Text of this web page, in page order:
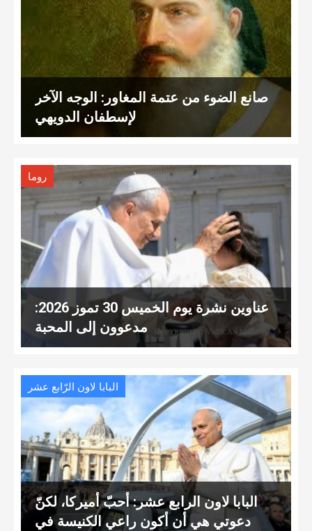
صانع الضوء من عتمة المغاور: الوجه الآخر
لإسطفان الدويهي
روما
عناوين نشرة يوم الخميس 30 تموز 2026:
مدعوون إلى المحبة
البابا لاون الرّابع عشر
البابا لاون الرابع عشر: أحبّ أميركا، لكنّ
دعوتي هي أن أكون راعي الكنيسة في